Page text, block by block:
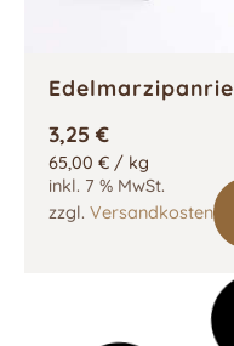
3,25 €
65,00 € / kg
inkl. 7 % MwSt.
zzgl. Versandkosten